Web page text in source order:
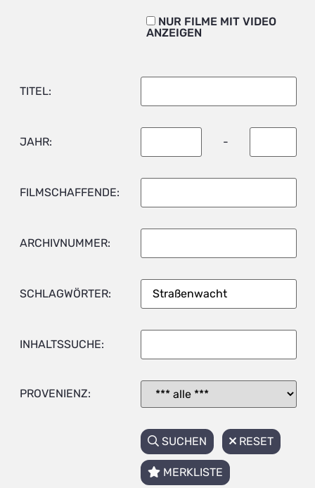
NUR FILME MIT VIDEO
ANZEIGEN
TITEL:
JAHR: -
FILMSCHAFFENDE:
ARCHIVNUMMER:
SCHLAGWÖRTER:
INHALTSSUCHE:
PROVENIENZ:
SUCHEN RESET
MERKLISTE